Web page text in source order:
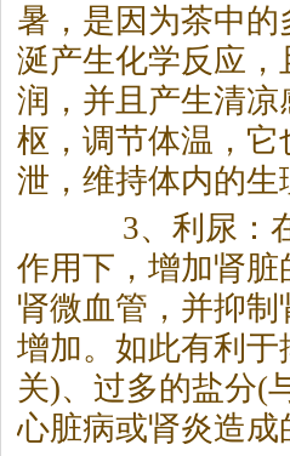
暑，是因为茶中
涎产生化学反应
润，并且产生清
枢，调节体温，
泄，维持体内的生
3、利尿：在
作用下，增加肾
肾微血管，并抑
增加。如此有利
关)、过多的盐分(
心脏病或肾炎造成